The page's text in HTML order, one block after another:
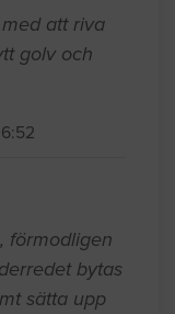
att riva
golv och
förmodligen
bytas
sätta upp